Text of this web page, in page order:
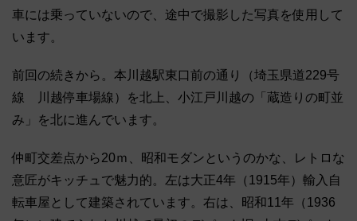
車には乗っていないので、途中で撮影した写真を使用して
います。
前回の続きから。本川越駅東口前の通り（埼玉県道229号
線 川越停車場線）を北上、小江戸川越の「蔵造りの町並
み」を北に進んでいます。
仲町交差点から20ｍ、昭和モダンというのかな、レトロな
意匠がキッチュで魅力的。左は大正4年（1915年）輸入自
転車屋として建築されています。右は、昭和11年（1936